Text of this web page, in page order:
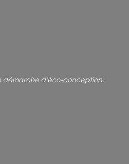
démarche d’éco-conception.